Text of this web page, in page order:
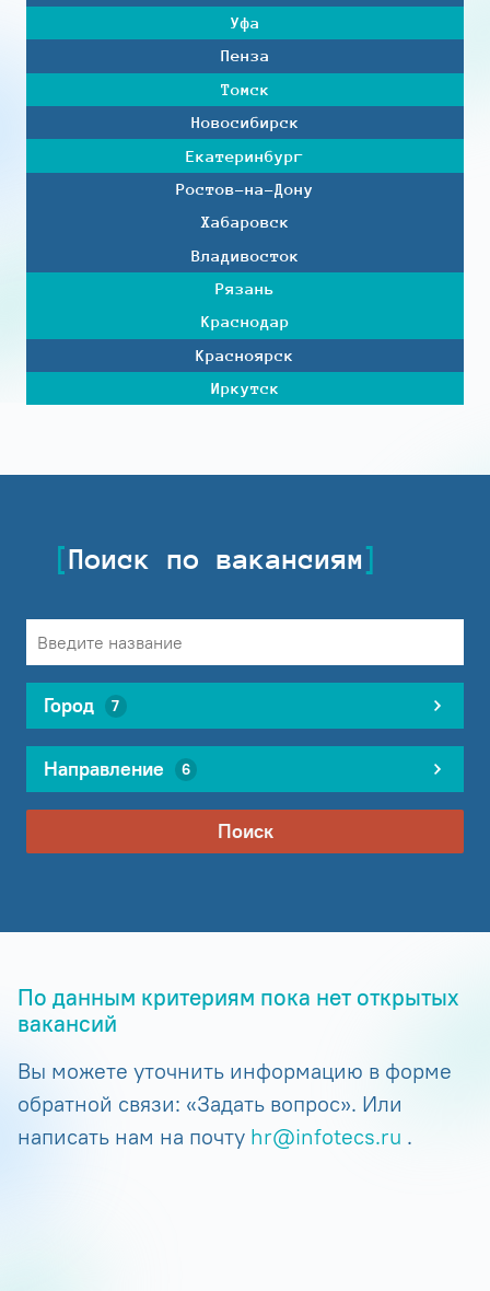
Уфа
Пенза
Томск
Новосибирск
Екатеринбург
Ростов-на-Дону
Хабаровск
Владивосток
Рязань
Краснодар
Красноярск
Иркутск
Поиск по вакансиям
Город 7
Направление 6
Поиск
По данным критериям пока нет открытых
вакансий
Вы можете уточнить информацию в форме
обратной связи: «Задать вопрос». Или
написать нам на почту hr@infotecs.ru .